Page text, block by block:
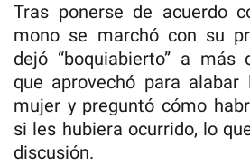
Tras ponerse de acuerdo
mono se marchó con su
dejó “boquiabierto” a más
que aprovechó para
mujer y preguntó cómo
si les hubiera ocurrido, lo
discusión.